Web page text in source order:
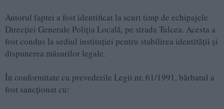
Autorul faptei a fost identificat la scurt timp de echipajele
Direcției Generale Poliția Locală, pe strada Tulcea. Acesta a
fost condus la sediul instituției pentru stabilirea identității și
dispunerea măsurilor legale.
În conformitate cu prevederile Legii nr. 61/1991, bărbatul a
fost sancționat cu: